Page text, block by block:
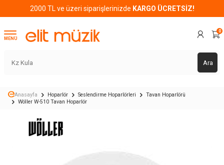
2000 TL ve üzeri siparişlerinizde KARGO ÜCRETSİZ!
MENÜ
Ara
0
Anasayfa Hoparlör Seslendirme Hoparlörleri
Tavan Hoparlörü
Wöller W-510 Tavan Hoparlör